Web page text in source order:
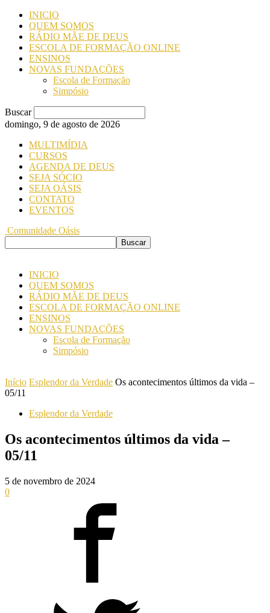
INICIO
QUEM SOMOS
RÁDIO MÃE DE DEUS
ESCOLA DE FORMAÇÃO ONLINE
ENSINOS
NOVAS FUNDAÇÕES
Escola de Formação
Simpósio
Buscar
domingo, 9 de agosto de 2026
MULTIMÍDIA
CURSOS
AGENDA DE DEUS
SEJA SÓCIO
SEJA OÁSIS
CONTATO
EVENTOS
Comunidade Oásis
INICIO
QUEM SOMOS
RÁDIO MÃE DE DEUS
ESCOLA DE FORMAÇÃO ONLINE
ENSINOS
NOVAS FUNDAÇÕES
Escola de Formação
Simpósio
Início Esplendor da Verdade Os acontecimentos últimos da vida –
05/11
Esplendor da Verdade
Os acontecimentos últimos da vida –
05/11
5 de novembro de 2024
0